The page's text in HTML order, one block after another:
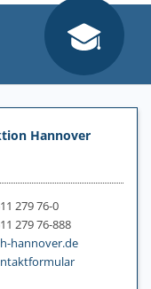
Hannover
279 76-0
279 76-888
hannover.de